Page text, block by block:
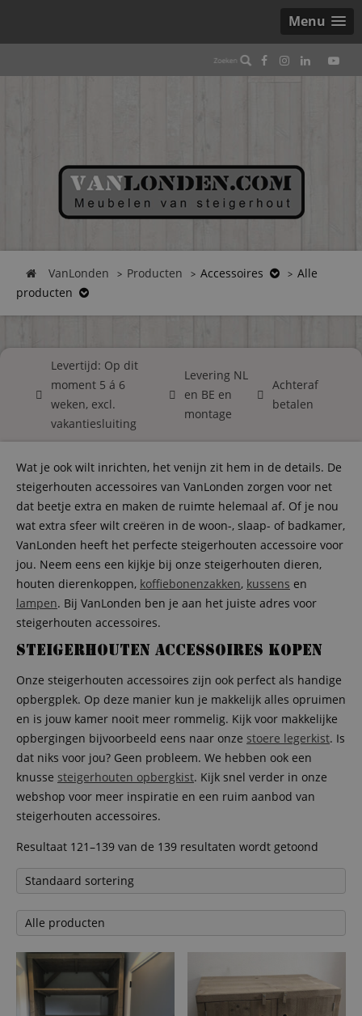
Menu
VanLonden Producten Accessoires
Alle
producten
Levertijd: Op dit
moment 5 á 6
weken, excl.
vakantiesluiting
Levering NL
en BE en
montage
Achteraf
betalen
Wat je ook wilt inrichten, het venijn zit hem in de details. De
steigerhouten accessoires van VanLonden zorgen voor net
dat beetje extra en maken de ruimte helemaal af. Of je nou
wat extra sfeer wilt creëren in de woon-, slaap- of badkamer,
VanLonden heeft het perfecte steigerhouten accessoire voor
jou. Neem eens een kijkje bij onze steigerhouten dieren,
houten dierenkoppen, koffiebonenzakken, kussens en
lampen. Bij VanLonden ben je aan het juiste adres voor
steigerhouten accessoires.
Steigerhouten accessoires kopen
Onze steigerhouten accessoires zijn ook perfect als handige
opbergplek. Op deze manier kun je makkelijk alles opruimen
en is jouw kamer nooit meer rommelig. Kijk voor makkelijke
opbergingen bijvoorbeeld eens naar onze stoere legerkist. Is
dat niks voor jou? Geen probleem. We hebben ook een
knusse steigerhouten opbergkist. Kijk snel verder in onze
webshop voor meer inspiratie en een ruim aanbod van
steigerhouten accessoires.
Resultaat 121–139 van de 139 resultaten wordt getoond